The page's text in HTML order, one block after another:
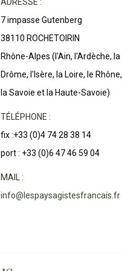
ADRESSE :
7 impasse Gutenberg
38110 ROCHETOIRIN
Rhône-Alpes (l'Ain, l'Ardèche, la
Drôme, l'Isère, la Loire, le Rhône,
la Savoie et la Haute-Savoie)
TÉLÉPHONE :
fix :+33 (0)4 74 28 38 14
port : +33 (0)6 47 46 59 04
MAIL :
info@lespaysagistesfrancais.fr